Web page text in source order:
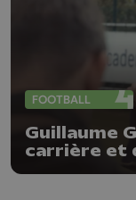
FOOTBALL
Guillaume
carrière et